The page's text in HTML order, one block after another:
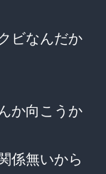
ビなんだか
か向こうか
係無いから